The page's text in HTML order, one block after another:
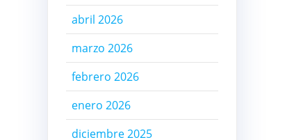
abril 2026
marzo 2026
febrero 2026
enero 2026
diciembre 2025